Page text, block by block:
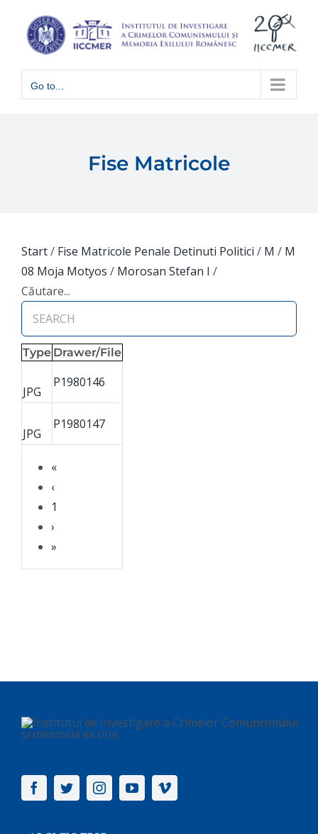
content
Go to...
Fise Matricole
Start/ Fise Matricole Penale Detinuti Politici / M / M
08 Moja Motyos / Morosan Stefan I /
Căutare...
Type Drawer/File
«
‹
1
›
»
JPG
P1980146
JPG
P1980147